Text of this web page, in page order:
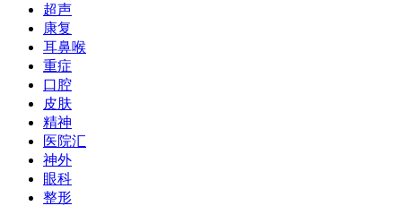
超声
康复
耳鼻喉
重症
口腔
皮肤
精神
医院汇
神外
眼科
整形